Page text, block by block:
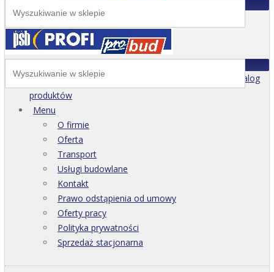
Katalog
produktów
Menu
O firmie
Oferta
Transport
Usługi budowlane
Kontakt
Prawo odstąpienia od umowy
Oferty pracy
Polityka prywatności
Sprzedaż stacjonarna